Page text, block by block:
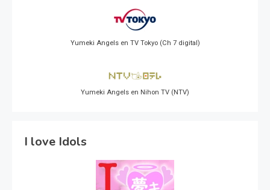
Yumeki Angels en TV Tokyo (Ch 7 digital)
Yumeki Angels en Nihon TV (NTV)
I love Idols